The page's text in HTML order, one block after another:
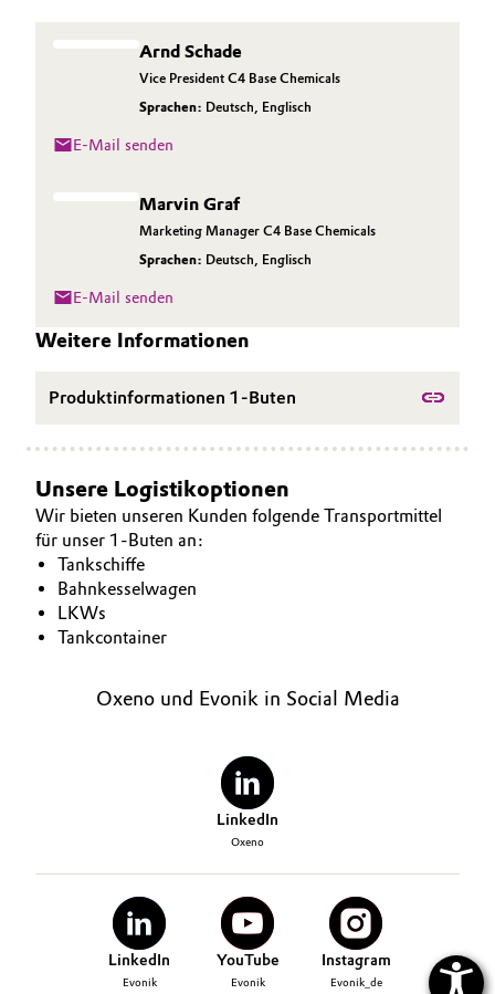
Electronics & Telecommunications
Food & Beverage
Green Hydrogen
Home Care & Cleaning
Metals & Mining
Oil & Gas, Petrochemicals
Personal Care & Beauty
Pharma & Biopharma
Plastics & Rubber
Pulp, Paper & Packaging
Textiles, Leather & Nonwovens
Karriere
Investor Relations
Arnd Schade
Vice President C4 Base Chemicals
Sprachen: Deutsch, Englisch
E-Mail senden
Marvin Graf
Marketing Manager C4 Base Chemicals
Sprachen: Deutsch, Englisch
E-Mail senden
Weitere Informationen
Produktinformationen 1-Buten
Unsere Logistikoptionen
Wir bieten unseren Kunden folgende Transportmittel
für unser 1-Buten an:
Tankschiffe
Bahnkesselwagen
LKWs
Tankcontainer
Oxeno und Evonik in Social Media
LinkedIn
Oxeno
LinkedIn
Evonik
YouTube
Evonik
Instagram
Evonik_de